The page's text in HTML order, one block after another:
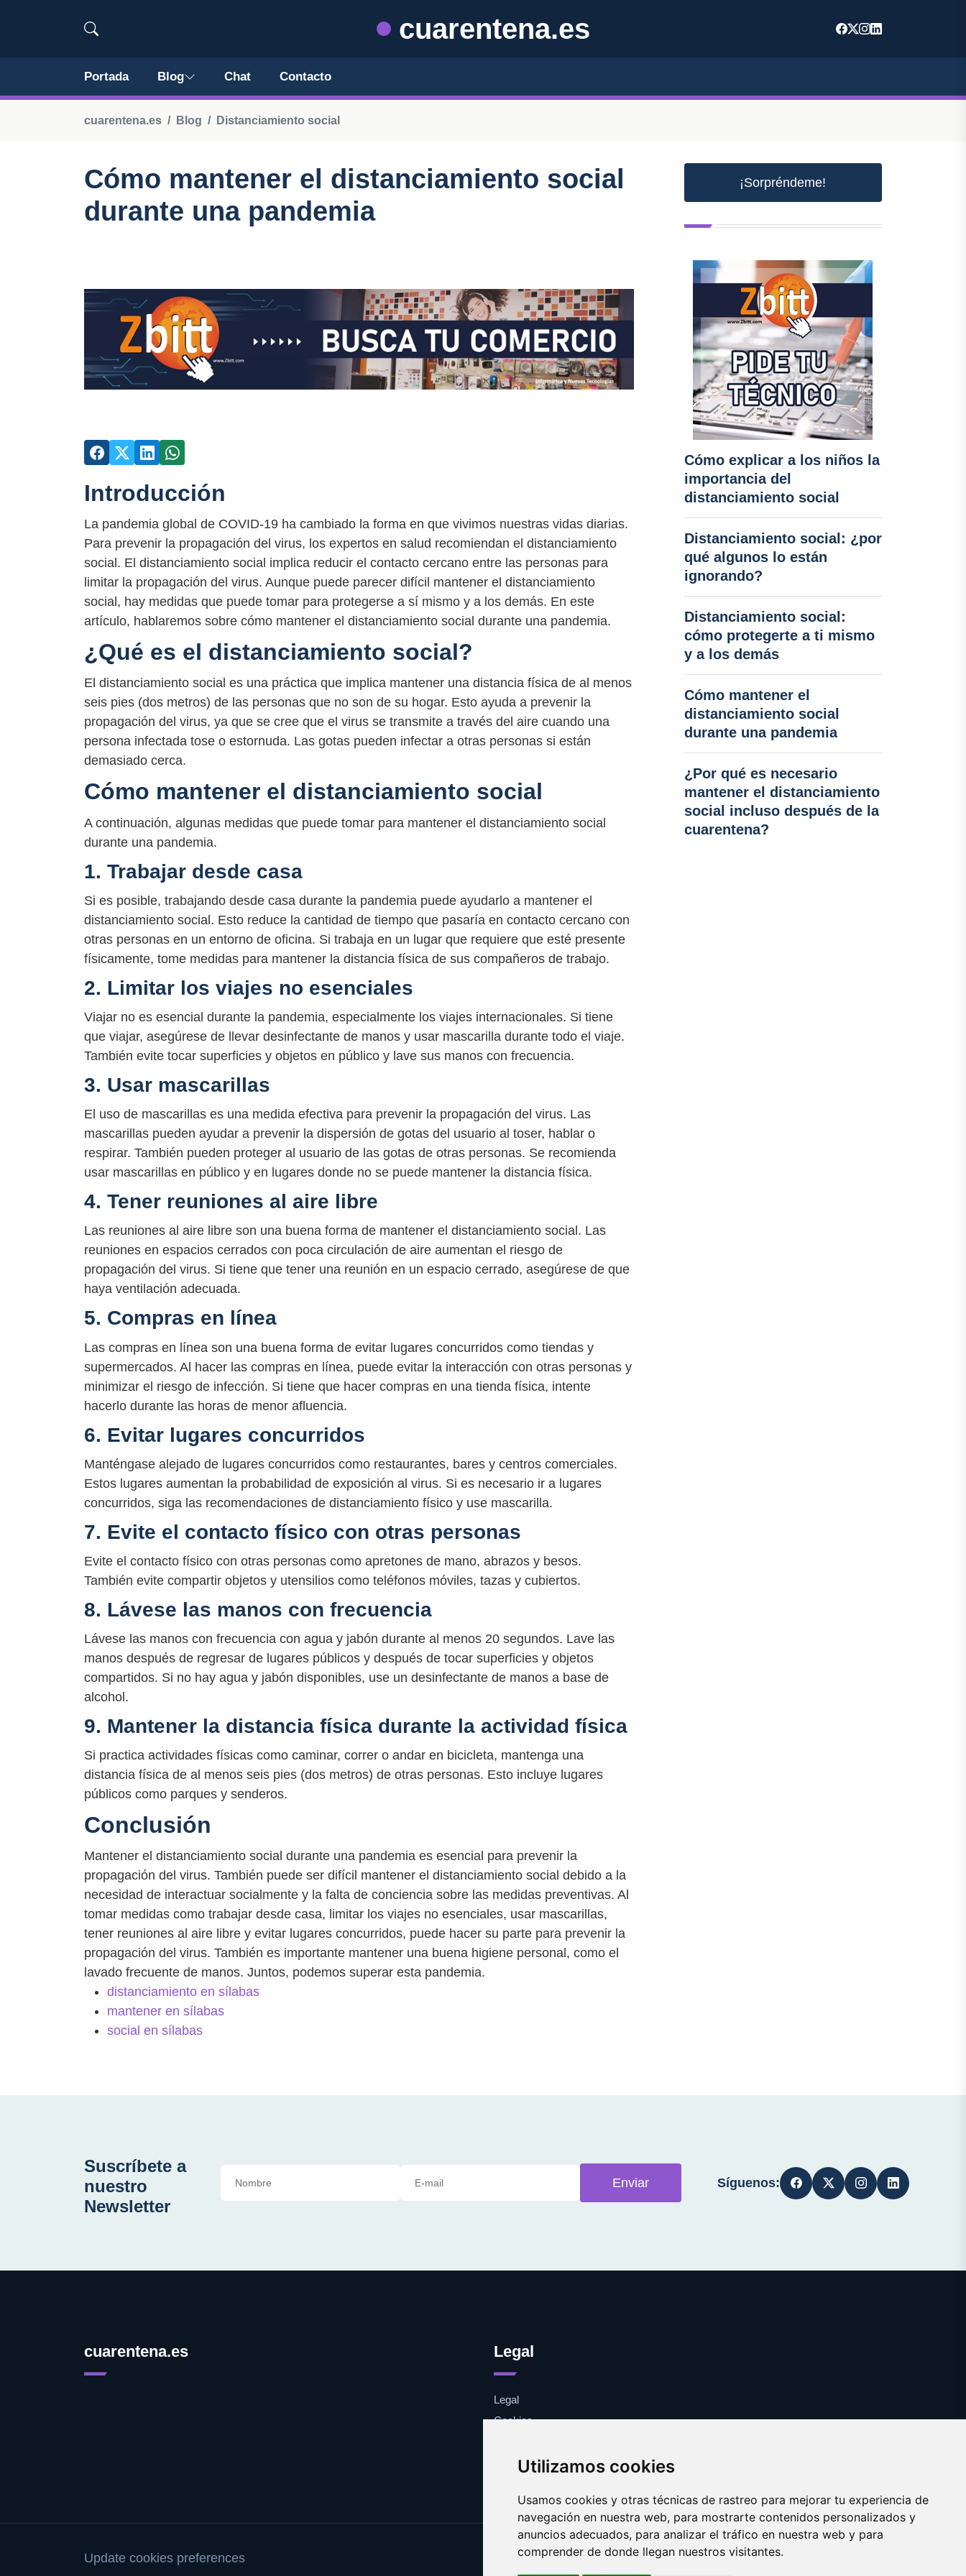
Utilizamos cookies
Usamos cookies y otras técnicas de rastreo para mejorar tu experiencia de
navegación en nuestra web, para mostrarte contenidos personalizados y
anuncios adecuados, para analizar el tráfico en nuestra web y para
comprender de donde llegan nuestros visitantes.
cuarentena.es
Portada Blog Chat Contacto
cuarentena.es Blog Distanciamiento social
Cómo mantener el distanciamiento social
durante una pandemia
Introducción
La pandemia global de COVID-19 ha cambiado la forma en que vivimos nuestras vidas diarias.
Para prevenir la propagación del virus, los expertos en salud recomiendan el distanciamiento
social. El distanciamiento social implica reducir el contacto cercano entre las personas para
limitar la propagación del virus. Aunque puede parecer difícil mantener el distanciamiento
social, hay medidas que puede tomar para protegerse a sí mismo y a los demás. En este
artículo, hablaremos sobre cómo mantener el distanciamiento social durante una pandemia.
¿Qué es el distanciamiento social?
El distanciamiento social es una práctica que implica mantener una distancia física de al menos
seis pies (dos metros) de las personas que no son de su hogar. Esto ayuda a prevenir la
propagación del virus, ya que se cree que el virus se transmite a través del aire cuando una
persona infectada tose o estornuda. Las gotas pueden infectar a otras personas si están
demasiado cerca.
Cómo mantener el distanciamiento social
A continuación, algunas medidas que puede tomar para mantener el distanciamiento social
durante una pandemia.
1. Trabajar desde casa
Si es posible, trabajando desde casa durante la pandemia puede ayudarlo a mantener el
distanciamiento social. Esto reduce la cantidad de tiempo que pasaría en contacto cercano con
otras personas en un entorno de oficina. Si trabaja en un lugar que requiere que esté presente
físicamente, tome medidas para mantener la distancia física de sus compañeros de trabajo.
2. Limitar los viajes no esenciales
Viajar no es esencial durante la pandemia, especialmente los viajes internacionales. Si tiene
que viajar, asegúrese de llevar desinfectante de manos y usar mascarilla durante todo el viaje.
También evite tocar superficies y objetos en público y lave sus manos con frecuencia.
3. Usar mascarillas
El uso de mascarillas es una medida efectiva para prevenir la propagación del virus. Las
mascarillas pueden ayudar a prevenir la dispersión de gotas del usuario al toser, hablar o
respirar. También pueden proteger al usuario de las gotas de otras personas. Se recomienda
usar mascarillas en público y en lugares donde no se puede mantener la distancia física.
4. Tener reuniones al aire libre
Las reuniones al aire libre son una buena forma de mantener el distanciamiento social. Las
reuniones en espacios cerrados con poca circulación de aire aumentan el riesgo de
propagación del virus. Si tiene que tener una reunión en un espacio cerrado, asegúrese de que
haya ventilación adecuada.
5. Compras en línea
Las compras en línea son una buena forma de evitar lugares concurridos como tiendas y
supermercados. Al hacer las compras en línea, puede evitar la interacción con otras personas y
minimizar el riesgo de infección. Si tiene que hacer compras en una tienda física, intente
hacerlo durante las horas de menor afluencia.
6. Evitar lugares concurridos
Manténgase alejado de lugares concurridos como restaurantes, bares y centros comerciales.
Estos lugares aumentan la probabilidad de exposición al virus. Si es necesario ir a lugares
concurridos, siga las recomendaciones de distanciamiento físico y use mascarilla.
7. Evite el contacto físico con otras personas
Evite el contacto físico con otras personas como apretones de mano, abrazos y besos.
También evite compartir objetos y utensilios como teléfonos móviles, tazas y cubiertos.
8. Lávese las manos con frecuencia
Lávese las manos con frecuencia con agua y jabón durante al menos 20 segundos. Lave las
manos después de regresar de lugares públicos y después de tocar superficies y objetos
compartidos. Si no hay agua y jabón disponibles, use un desinfectante de manos a base de
alcohol.
9. Mantener la distancia física durante la actividad física
Si practica actividades físicas como caminar, correr o andar en bicicleta, mantenga una
distancia física de al menos seis pies (dos metros) de otras personas. Esto incluye lugares
públicos como parques y senderos.
Conclusión
Mantener el distanciamiento social durante una pandemia es esencial para prevenir la
propagación del virus. También puede ser difícil mantener el distanciamiento social debido a la
necesidad de interactuar socialmente y la falta de conciencia sobre las medidas preventivas. Al
tomar medidas como trabajar desde casa, limitar los viajes no esenciales, usar mascarillas,
tener reuniones al aire libre y evitar lugares concurridos, puede hacer su parte para prevenir la
propagación del virus. También es importante mantener una buena higiene personal, como el
lavado frecuente de manos. Juntos, podemos superar esta pandemia.
distanciamiento en sílabas
mantener en sílabas
social en sílabas
¡Sorpréndeme!
Cómo explicar a los niños la
importancia del
distanciamiento social
Distanciamiento social: ¿por
qué algunos lo están
ignorando?
Distanciamiento social:
cómo protegerte a ti mismo
y a los demás
Cómo mantener el
distanciamiento social
durante una pandemia
¿Por qué es necesario
mantener el distanciamiento
social incluso después de la
cuarentena?
Suscríbete a
nuestro
Newsletter
Enviar Síguenos:
cuarentena.es Legal
Legal
Cookies
Update cookies preferences
Copyright © 2025